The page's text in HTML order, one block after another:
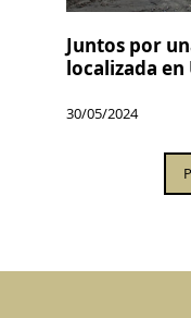
Juntos por
localizada en
30/05/2024